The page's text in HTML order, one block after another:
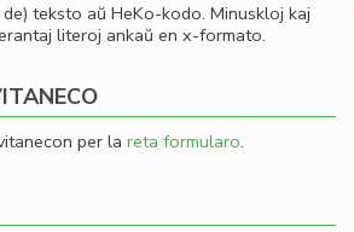
teksto aŭ HeKo-kodo. Minuskloj kaj
literoj ankaŭ en x-formato.
per la reta formularo.